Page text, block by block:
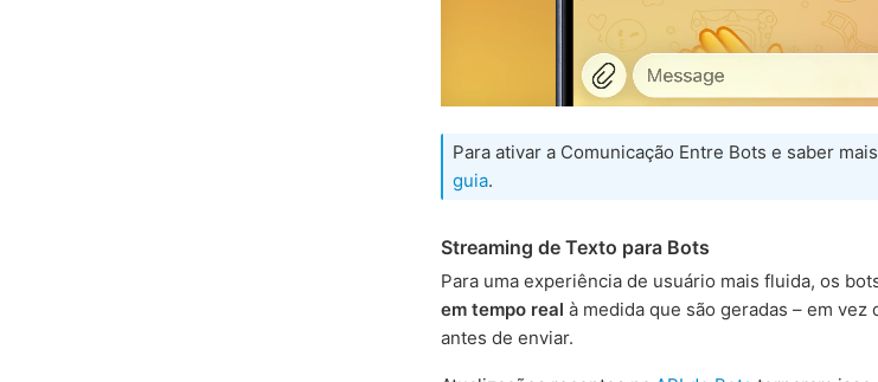
Para ativar a Comunicação Entre Bots e saber
guia.
Streaming de Texto para Bots
Para uma experiência de usuário mais fluida, os
em tempo real à medida que são geradas – em
antes de enviar.